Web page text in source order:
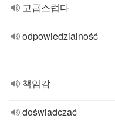
고급스럽다
odpowiedzialność
책임감
doświadczać